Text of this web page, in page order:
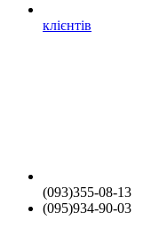
клієнтів
(093)355-08-13
(095)934-90-03